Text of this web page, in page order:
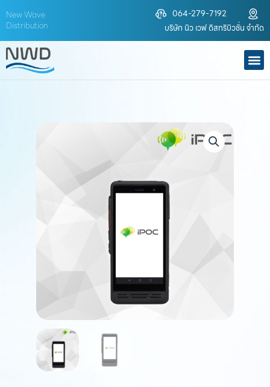
toNew Wave
Distribution
064-279-7192
บริษัท นิว เวฟ ดิสทริบิวชั่น จำกัด